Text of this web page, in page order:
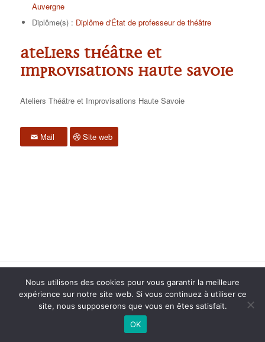
Auvergne
Diplôme(s) : Diplôme d'État de professeur de théâtre
Ateliers Théâtre et
Improvisations Haute Savoie
Ateliers Théâtre et Improvisations Haute Savoie
Mail Site web
Mentions Légales
Nous écrire
Nous utilisons des cookies pour vous garantir la meilleure
expérience sur notre site web. Si vous continuez à utiliser ce
site, nous supposerons que vous en êtes satisfait.
OK